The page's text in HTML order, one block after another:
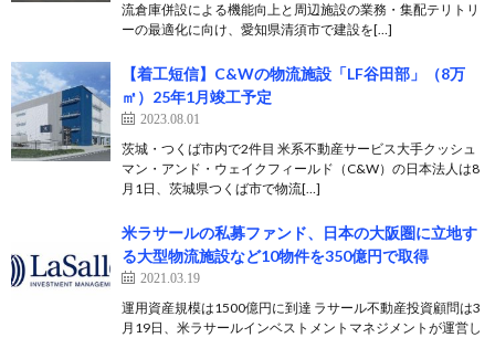
流倉庫併設による機能向上と周辺施設の業務・集配テリトリ
ーの最適化に向け、愛知県清須市で建設を[…]
【着工短信】C&Wの物流施設「LF谷田部」（8万
㎡）25年1月竣工予定
2023.08.01
茨城・つくば市内で2件目 米系不動産サービス大手クッシュ
マン・アンド・ウェイクフィールド（C&W）の日本法人は8
月1日、茨城県つくば市で物流[…]
米ラサールの私募ファンド、日本の大阪圏に立地す
る大型物流施設など10物件を350億円で取得
2021.03.19
運用資産規模は1500億円に到達 ラサール不動産投資顧問は3
月19日、米ラサールインベストメントマネジメントが運営し